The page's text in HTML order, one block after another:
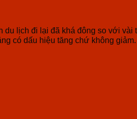
lịch đi lại đã khá đông so với
có dấu hiệu tăng chứ không giảm.